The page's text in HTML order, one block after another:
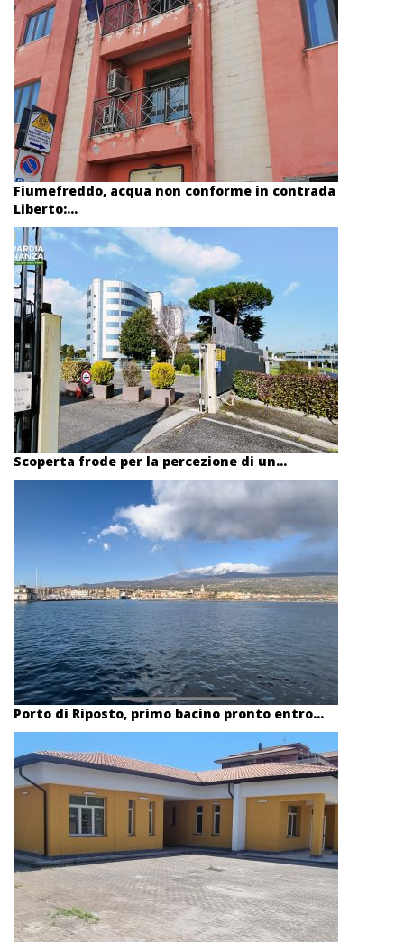
Fiumefreddo, acqua non conforme in contrada
Liberto:...
Scoperta frode per la percezione di un...
Porto di Riposto, primo bacino pronto entro...